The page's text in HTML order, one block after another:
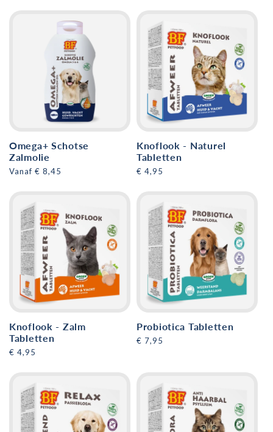
Omega+ Schotse
Zalmolie
Normale
Vanaf € 8,45
Knoflook - Naturel
Tabletten
Normale
€ 4,95
Knoflook - Zalm
Tabletten
Normale
€ 4,95
Probiotica Tabletten
Normale
€ 7,95